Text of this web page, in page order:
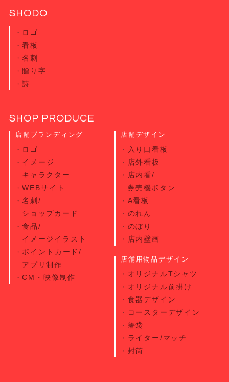
SHODO
ロゴ
看板
名刺
贈り字
詩
SHOP PRODUCE
店舗ブランディング
ロゴ
イメージ
キャラクター
WEBサイト
名刺/
ショップカード
食品/
イメージイラスト
ポイントカード/
アプリ制作
CM・映像制作
店舗デザイン
入り口看板
店外看板
店内看/
券売機ボタン
A看板
のれん
のぼり
店内壁画
店舗用物品デザイン
オリジナルTシャツ
オリジナル前掛け
食器デザイン
コースターデザイン
箸袋
ライター/マッチ
封筒